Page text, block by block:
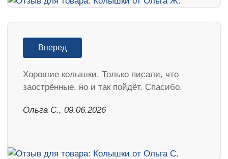
Вперед
Хорошие колышки. Только писали, что
заострённые. но и так пойдёт. Спасибо.
Ольга С., 09.06.2026